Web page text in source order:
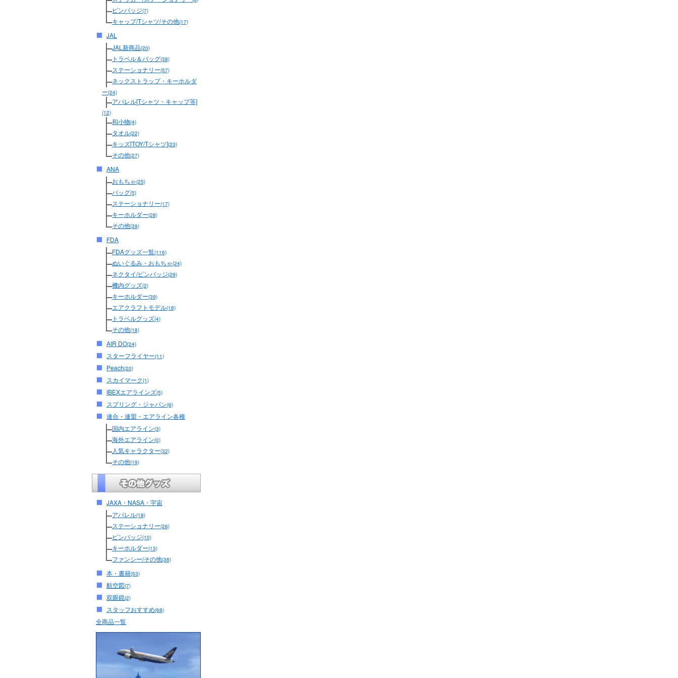
ピンバッジ(7)
キャップ/Tシャツ/その他(17)
JAL
JAL新商品(20)
トラベル＆バッグ(38)
ステーショナリー(57)
ネックストラップ・キーホルダ
ー(24)
アパレル[Tシャツ・キャップ等]
(12)
和小物(4)
タオル(22)
キッズ[TOY/Tシャツ](23)
その他(27)
ANA
おもちゃ(25)
バッグ(5)
ステーショナリー(17)
キーホルダー(28)
その他(39)
FDA
FDAグッズ一覧(116)
ぬいぐるみ・おもちゃ(24)
ネクタイ/ピンバッジ(29)
機内グッズ(2)
キーホルダー(39)
エアクラフトモデル(18)
トラベルグッズ(4)
その他(18)
AIR DO(24)
スターフライヤー(11)
Peach(20)
スカイマーク(1)
IBEXエアラインズ(5)
スプリング・ジャパン(6)
連合・連盟・エアライン各種
国内エアライン(3)
海外エアライン(0)
人気キャラクター(32)
その他(19)
JAXA・NASA・宇宙
アパレル(18)
ステーショナリー(26)
ピンバッジ(10)
キーホルダー(13)
ファンシー/その他(38)
本・書籍(53)
航空図(7)
双眼鏡(2)
スタッフおすすめ(68)
全商品一覧